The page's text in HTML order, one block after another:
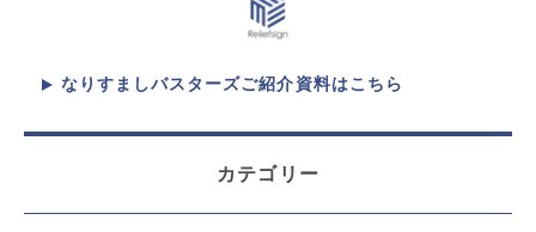
なりすましバスターズご紹介資料はこちら​
カテゴリー